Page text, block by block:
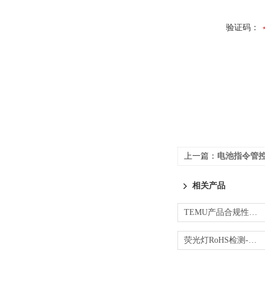
验证码：
上一篇： 电池指令管
相关产品
TEMU产品合规性验证-CPC/RoHS/EMC测试
荧光灯RoHS检测-第三方一站式检测